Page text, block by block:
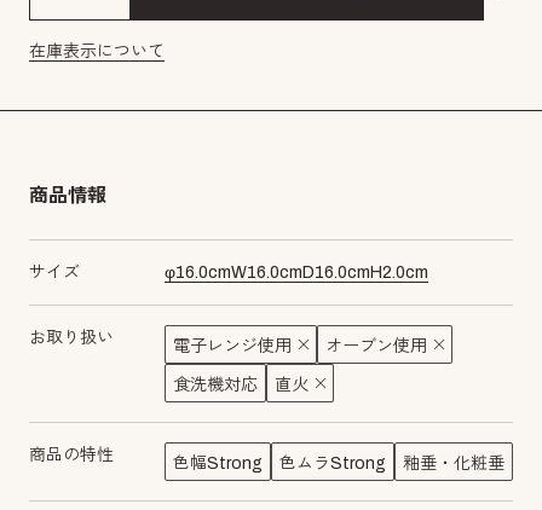
在庫表示について
商品情報
サイズ φ16.0cmW16.0cm D16.0cm H2.0cm
お取り扱い 電子レンジ使用 オーブン使用
食洗機対応 直火
商品の特性 色幅Strong 色ムラStrong 釉垂・化粧垂